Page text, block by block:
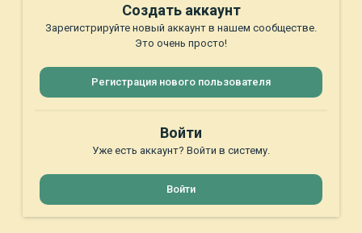
Создать аккаунт
Зарегистрируйте новый аккаунт в нашем сообществе.
Это очень просто!
Регистрация нового пользователя
Войти
Уже есть аккаунт? Войти в систему.
Войти